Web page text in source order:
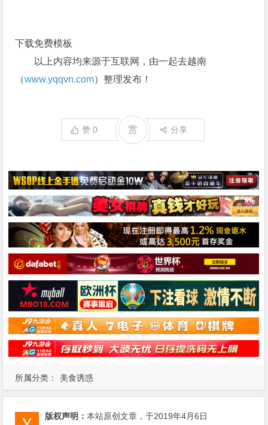
所属分类： 美食诱惑
下载免费模板
以上内容均来源于互联网，由一起去越南
（www.yqqvn.com）整理发布！
赞0 赏 分享
版权声明：本站原创文章，于2019年4月6日